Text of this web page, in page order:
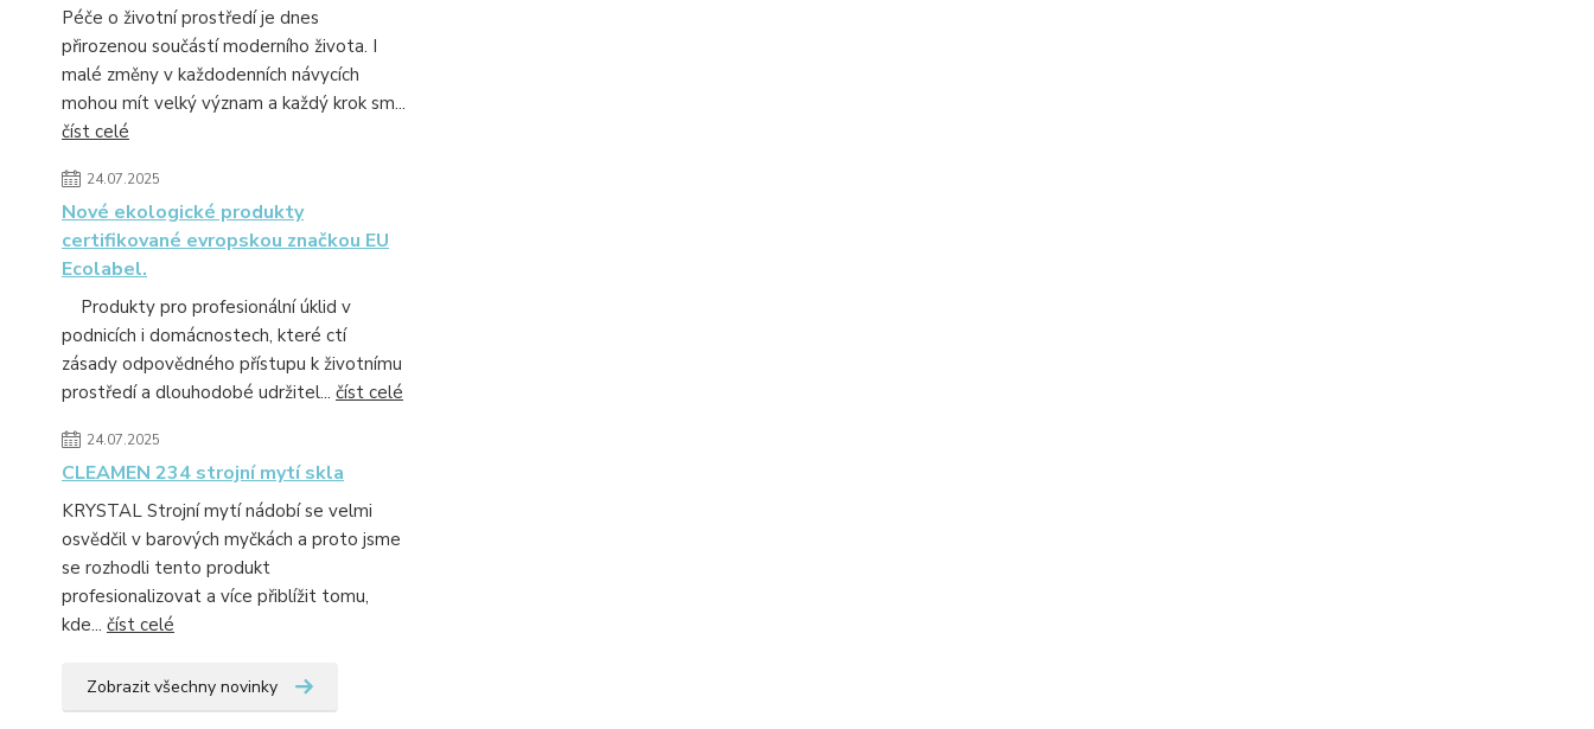
Péče o životní prostředí je dnes
přirozenou součástí moderního života. I
malé změny v každodenních návycích
mohou mít velký význam a každý krok sm...
číst celé
24.07.2025
Nové ekologické produkty
certifikované evropskou značkou EU
Ecolabel.
Produkty pro profesionální úklid v
podnicích i domácnostech, které ctí
zásady odpovědného přístupu k životnímu
prostředí a dlouhodobé udržitel... číst celé
24.07.2025
CLEAMEN 234 strojní mytí skla
KRYSTAL Strojní mytí nádobí se velmi
osvědčil v barových myčkách a proto jsme
se rozhodli tento produkt
profesionalizovat a více přiblížit tomu,
kde... číst celé
Zobrazit všechny novinky